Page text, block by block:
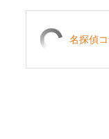
名探偵